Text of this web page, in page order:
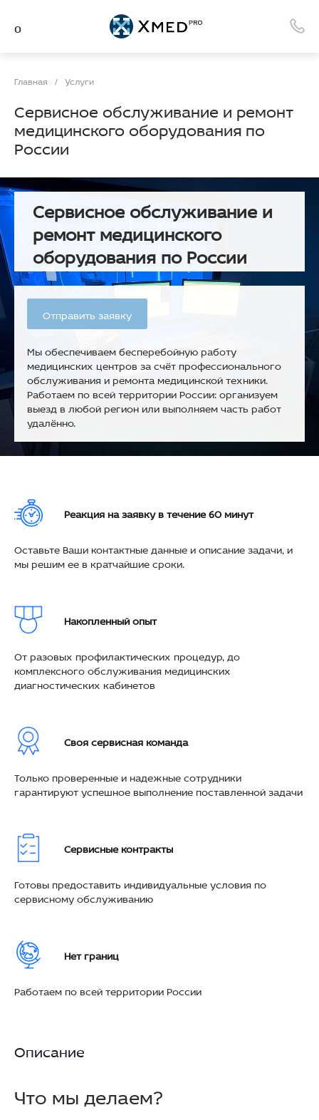
Главная / Услуги
Сервисное обслуживание и ремонт
медицинского оборудования по
России
Сервисное обслуживание и
ремонт медицинского
оборудования по России
Отправить заявку
Мы обеспечиваем бесперебойную работу
медицинских центров за счёт профессионального
обслуживания и ремонта медицинской техники.
Работаем по всей территории России: организуем
выезд в любой регион или выполняем часть работ
удалённо.
Реакция на заявку в течение 60 минут
Оставьте Ваши контактные данные и описание задачи, и
мы решим ее в кратчайшие сроки.
Накопленный опыт
От разовых профилактических процедур, до
комплексного обслуживания медицинских
диагностических кабинетов
Своя сервисная команда
Только проверенные и надежные сотрудники
гарантируют успешное выполнение поставленной задачи
Сервисные контракты
Готовы предоставить индивидуальные условия по
сервисному обслуживанию
Нет границ
Работаем по всей территории России
Описание
Что мы делаем?